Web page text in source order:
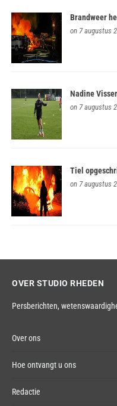
Brandweer
on 7 augustus
Nadine
on 7 augustus
Tiel
on 7 augustus
OVER STUDIO RHEDEN
Persberichten,
Over ons
Hoe ontvangt u ons
Redactie